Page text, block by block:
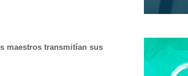
maestros transmitían sus